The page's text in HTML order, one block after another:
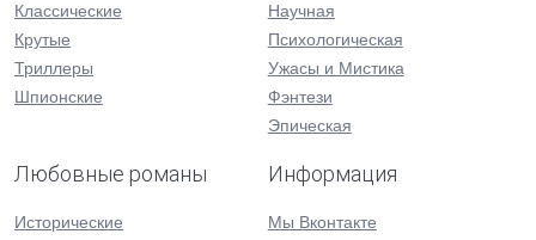
Классические
Крутые
Триллеры
Шпионские
Научная
Психологическая
Ужасы и Мистика
Фэнтези
Эпическая
Любовные романы
Исторические
Информация
Мы Вконтакте